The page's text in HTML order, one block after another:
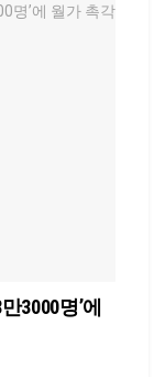
3000명’에